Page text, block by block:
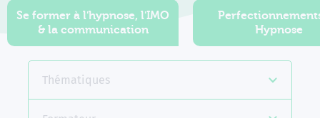
Se former à l'hypnose, l'IMO
& la communication
Hypnose
Thématiques